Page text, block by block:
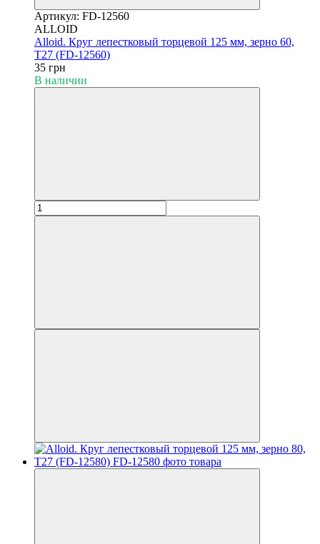
Артикул: FD-12560
ALLOID
Alloid. Круг лепестковый торцевой 125 мм, зерно 60,
T27 (FD-12560)
35 грн
В наличии